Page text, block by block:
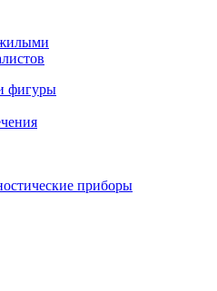
фигуры
приборы